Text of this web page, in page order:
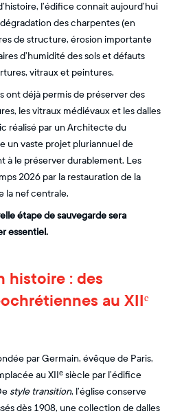
l’édifice connait aujourd’hui
des charpentes (en
de structure, érosion importante
d’humidité des sols et défauts
vitraux et peintures.
déjà permis de préserver des
les vitraux médiévaux et les dalles
réalisé par un Architecte du
un vaste projet pluriannuel de
à le préserver durablement. Les
2026 par la restauration de la
la nef centrale.
étape de sauvegarde sera
essentiel.
histoire : des
au XIIᵉ
par Germain, évêque de Paris,
au XIIᵉ siècle par l’édifice
style transition, l’église conserve
dès 1908, une collection de dalles